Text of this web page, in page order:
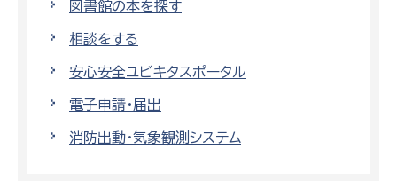
図書館の本を探す
相談をする
安心安全ユビキタスポータル
電子申請・届出
消防出動・気象観測システム